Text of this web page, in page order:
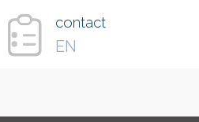
contact
EN